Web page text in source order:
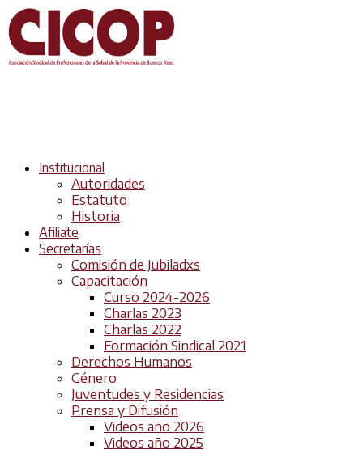
Institucional
Autoridades
Estatuto
Historia
Afiliate
Secretarías
Comisión de Jubiladxs
Capacitación
Curso 2024-2026
Charlas 2023
Charlas 2022
Formación Sindical 2021
Derechos Humanos
Género
Juventudes y Residencias
Prensa y Difusión
Videos año 2026
Videos año 2025